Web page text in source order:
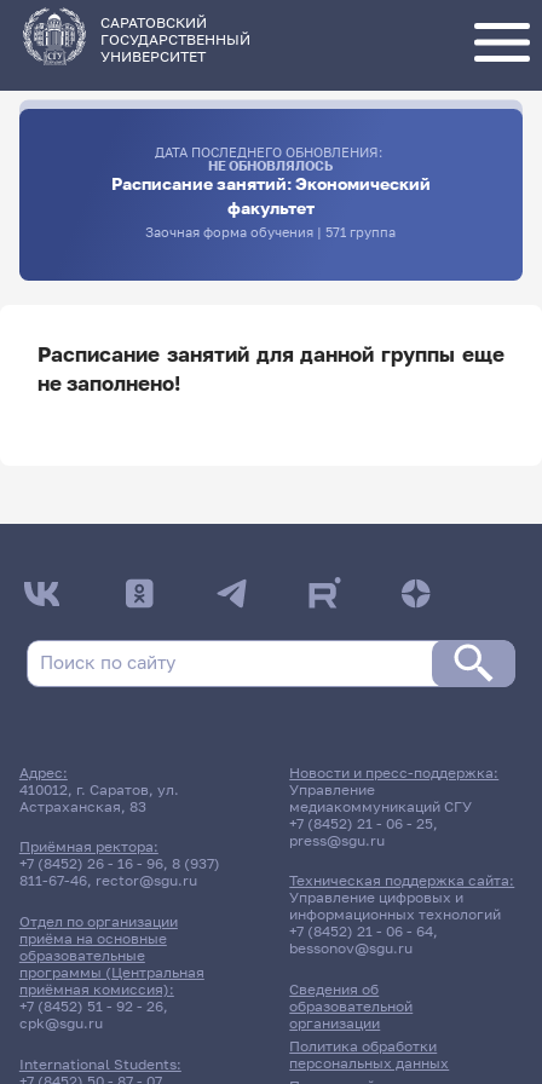
основному
содержанию
САРАТОВСКИЙ
ГОСУДАРСТВЕННЫЙ
УНИВЕРСИТЕТ
ДАТА ПОСЛЕДНЕГО ОБНОВЛЕНИЯ:
НЕ ОБНОВЛЯЛОСЬ
Расписание занятий: Экономический
факультет
Заочная форма обучения | 571 группа
Расписание занятий для данной группы еще
не заполнено!
ДАТА ПОСЛЕДНЕГО ОБНОВЛЕНИЯ:
НЕ ОБНОВЛЯЛОСЬ
Заочная форма обучения | 571 группа
Расписание сессии еще не заполнено!
Адрес:
410012, г. Саратов, ул.
Астраханская, 83
Приёмная ректора:
+7 (8452) 26 - 16 - 96, 8 (937)
811-67-46, rector@sgu.ru
Отдел по организации
приёма на основные
образовательные
программы (Центральная
приёмная комиссия):
+7 (8452) 51 - 92 - 26,
cpk@sgu.ru
International Students:
Сведения об
образовательной
организации
Политика обработки
персональных данных
Новости и пресс-поддержка:
Управление
медиакоммуникаций СГУ
+7 (8452) 21 - 06 - 25,
press@sgu.ru
Техническая поддержка сайта:
Управление цифровых и
информационных технологий
+7 (8452) 21 - 06 - 64,
bessonov@sgu.ru